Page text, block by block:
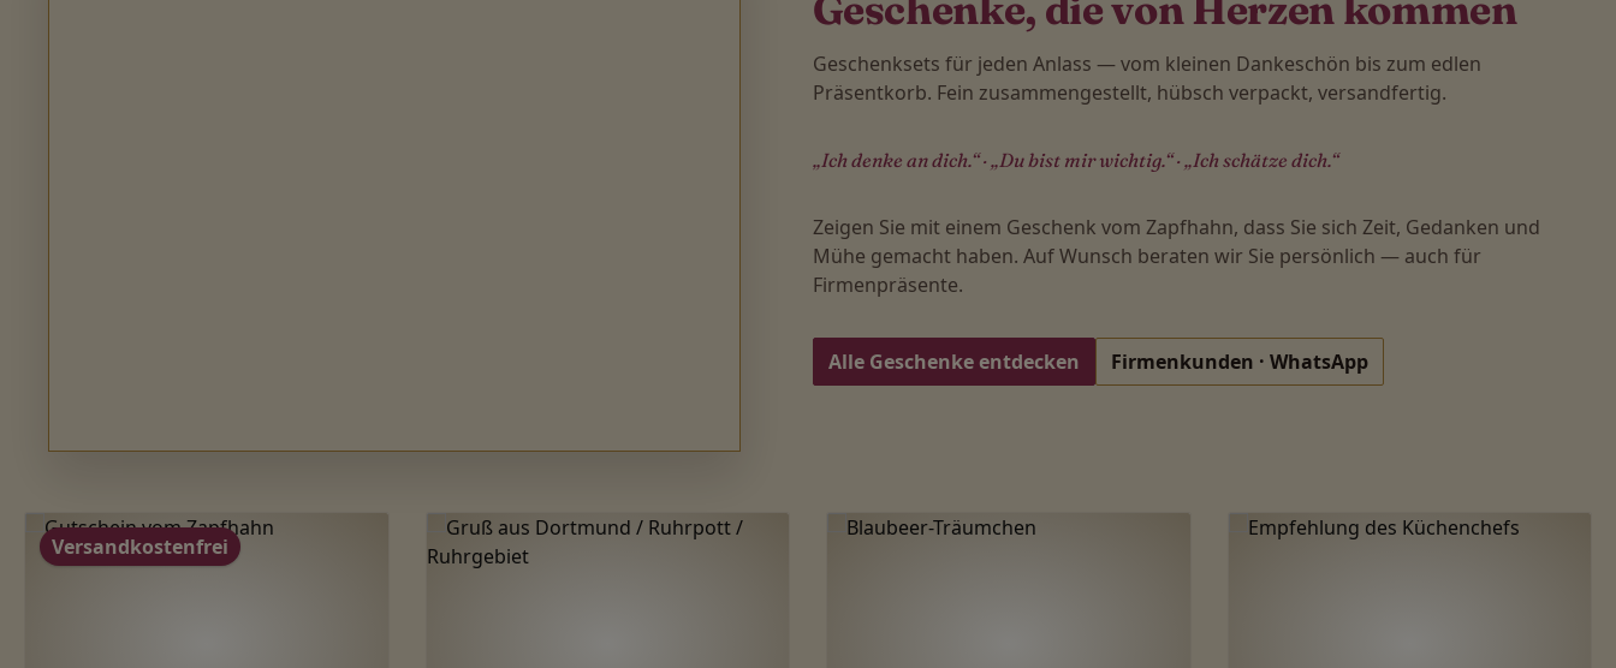
Geschenksets für jeden Anlass — vom kleinen Dankeschön bis zum edlen
Präsentkorb. Fein zusammengestellt, hübsch verpackt, versandfertig.
„Ich denke an dich.“ · „Du bist mir wichtig.“ · „Ich schätze dich.“
Zeigen Sie mit einem Geschenk vom Zapfhahn, dass Sie sich Zeit, Gedanken und
Mühe gemacht haben. Auf Wunsch beraten wir Sie persönlich — auch für
Firmenpräsente.
Alle Geschenke entdecken Firmenkunden · WhatsApp
Produktgalerie überspringen
Versandkostenfrei